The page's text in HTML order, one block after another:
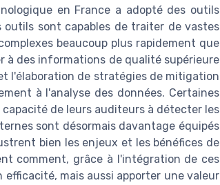
en France a adopté des outils
sont capables de traiter de vastes
beaucoup plus rapidement que
à des informations de qualité supérieure
l'élaboration de stratégies de mitigation
à l'analyse des données. Certaines
de leurs auditeurs à détecter les
sont désormais davantage équipés
bien les enjeux et les bénéfices de
comment, grâce à l'intégration de ces
mais aussi apporter une valeur